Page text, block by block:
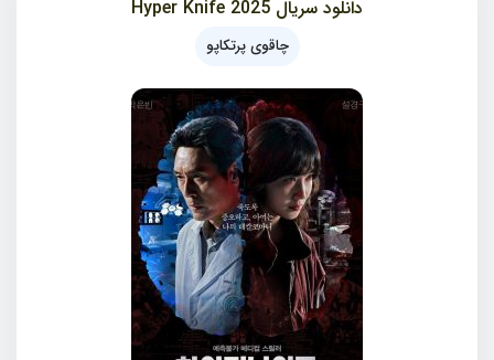
دانلود سریال 2025 Hyper Knife
چاقوی پرتکاپو